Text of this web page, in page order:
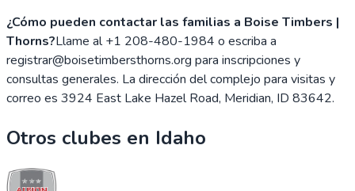
¿Cómo pueden contactar las familias a Boise Timbers |
Thorns?Llame al +1 208-480-1984 o escriba a
registrar@boisetimbersthorns.org para inscripciones y
consultas generales. La dirección del complejo para visitas y
correo es 3924 East Lake Hazel Road, Meridian, ID 83642.
Otros clubes en Idaho